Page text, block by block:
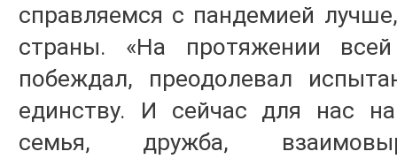
справляемся с пандемией
страны. «На протяжении
побеждал, преодолевал
единству. И сейчас для нас
семья, дружба,